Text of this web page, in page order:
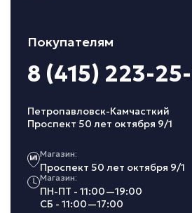
Покупателям
8 (415) 223-
Петропавловск-Камчасткий
Проспект 50 лет октября 9/1
Магазин:
Проспект 50 лет октября 9/1
Магазин:
ПН-ПТ - 11:00—19:00
СБ - 11:00—17:00